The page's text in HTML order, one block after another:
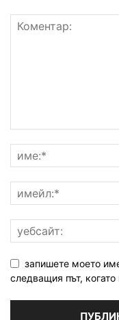
запишете моето
следващия път,